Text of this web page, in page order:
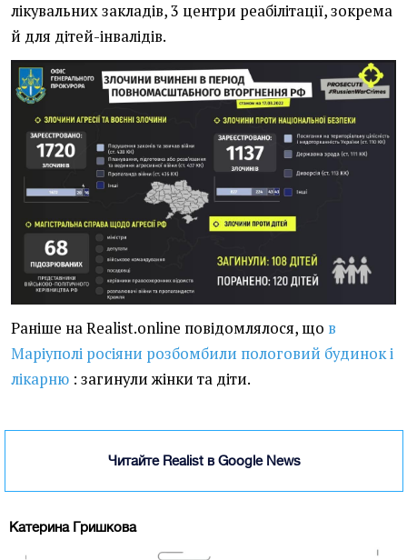
лікувальних закладів, 3 центри реабілітації, зокрема
й для дітей-інвалідів.
Раніше на Realist.online повідомлялося, що в
Маріуполі росіяни розбомбили пологовий будинок і
лікарню : загинули жінки та діти.
Читайте Realist в Google News
Катерина Гришкова